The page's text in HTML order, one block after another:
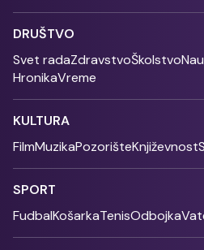
DRUŠTVO
Svet radaZdravstvoŠkolstvo
HronikaVreme
KULTURA
FilmMuzikaPozorišteKnjiževnost
SPORT
FudbalKošarkaTenisOdbojka